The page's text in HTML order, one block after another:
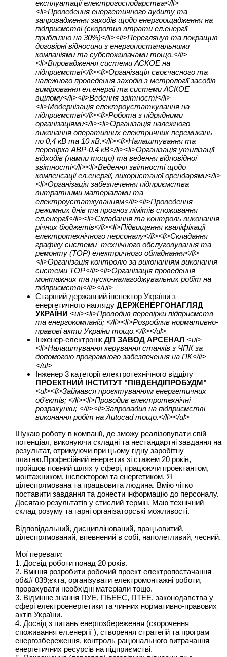
експлуатації електрогосподарства</li>
<li>Проведення енергетичного аудиту та
запровадження заходів щодо енергоощадження на
підприємстві (скоротив втрати ел.енергії
приблизно на 30%)</li><li>Переглянув та покращив
договірні відносини з енергопостачальними
компаніями та субспоживачами тощо.</li>
<li>Впровадження системи АСКОЕ на
підприємстві</li><li>Організація своєчасного та
належного проведення заходів з метрології засобів
вимірювання ел.енергії та системи АСКОЕ
вцілому</li><li>Ведення звітності</li>
<li>Модернізація електроустаткування на
підприємстві</li><li>Робота з підрядними
організаціями</li><li>Організація належного
виконання оперативних електричних перемикань
по 0,4 кВ та 10 кВ.</li><li>Налаштування та
перевірка АВР-0.4 кВ</li><li>Організація утилізації
відходів (лампи тощо) та ведення відповідної
звітності</li><li>Ведення звітності щодо
компенсації ел.енергії, використаної орендарями</li>
<li>Організація забезпечення підприємства
витратними матеріалами та
електроустаткуванням</li><li>Проведення
режимних днів та прогноз лімітів споживання
ел.енергії</li><li>Складання та контроль виконання
річних бюджетів</li><li>Підвищення кваліфікації
електротехнічного персоналу</li><li>Складання
графіку системи технічного обслуговування та
ремонту (ТОР) електричного обладнання</li>
<li>Організація контролю за виконанням виконання
системи ТОР</li><li>Організація проведення
монтажних та пуско-налагоджувальних робіт на
підприємстві</li></ul>
Старший державний інспектор України з
енергетичного нагляду ДЕРЖЕНЕРГОНАГЛЯД
УКРАЇНИ <ul><li>Проводив перевірки підприємств
та енергокомпаній; </li><li>Розробляв нормативно-
правові акти України тощо.</li></ul>
Інженер-електронік ДП ЗАВОД АРСЕНАЛ <ul>
<li>Налаштування керування станків з ЧПК за
допомогою програмного забезпечення на ПК</li>
</ul>
Інженер 3 категорії електротехнічного відділу
ПРОЕКТНИЙ ІНСТИТУТ "ПІВДЕНДІПРОБУДМ"
<ul><li>Займався проєктуванням енергетичних
об'єктів; </li><li>Проводив електротехнічні
розрахунки; </li><li>Запровадив на підприємстві
виконання робіт на Autocad тощо.</li></ul>
Шукаю роботу в компанії, де зможу реалізовувати свій
потенціал, виконуючи складні та нестандартні завдання на
результат, отримуючи при цьому гідну заробітну
платню.Професійний енергетик зі стажем 20 років,
пройшов повний шлях у сфері, працюючи проектантом,
монтажником, інспектором та енергетиком. Я
цілеспрямована та працьовита людина. Вмію чітко
поставити завдання та донести інформацію до персоналу.
Досягаю результатів у стислий термін. Маю технічний
склад розуму та гарні організаторські можливості.
Відповідальний, дисциплінований, працьовитий,
цілеспрямований, впевнений в собі, наполегливий, чесний.
Мої переваги:
1. Досвід роботи понад 20 років.
2. Вміння розробити робочий проект електропостачання
об&# 039;єкта, організувати електромонтажні роботи,
прорахувати необхідні матеріали тощо.
3. Відмінне знання ПУЕ, ПБЕЕС, ПТЕЕ, законодавства у
сфері електроенергетики та чинних нормативно-правових
актів України.
4. Досвід з питань енергозбереження (скорочення
споживання ел.енергії ), створення стратегій та програм
енергозбереження, контроль раціонального витрачання
енергетичних ресурсів на підприємстві.